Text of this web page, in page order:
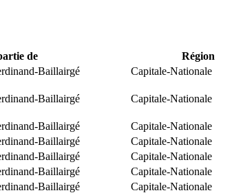
de Région
Baillairgé Capitale-Nationale
Baillairgé Capitale-Nationale
Baillairgé Capitale-Nationale
Baillairgé Capitale-Nationale
Baillairgé Capitale-Nationale
Baillairgé Capitale-Nationale
Baillairgé Capitale-Nationale